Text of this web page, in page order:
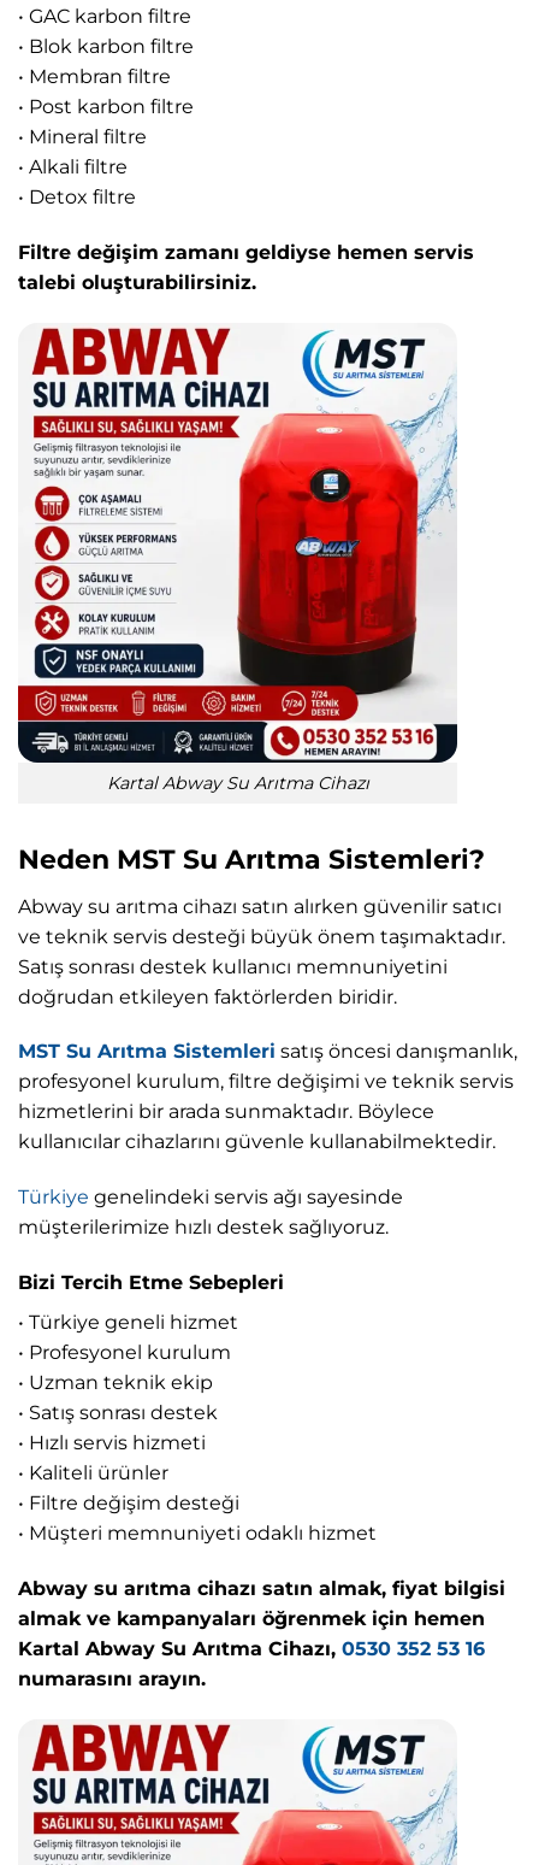
• GAC karbon filtre
• Blok karbon filtre
• Membran filtre
• Post karbon filtre
• Mineral filtre
• Alkali filtre
• Detox filtre
Filtre değişim zamanı geldiyse hemen servis
talebi oluşturabilirsiniz.
Kartal Abway Su Arıtma Cihazı
Neden MST Su Arıtma Sistemleri?
Abway su arıtma cihazı satın alırken güvenilir satıcı
ve teknik servis desteği büyük önem taşımaktadır.
Satış sonrası destek kullanıcı memnuniyetini
doğrudan etkileyen faktörlerden biridir.
MST Su Arıtma Sistemleri satış öncesi danışmanlık,
profesyonel kurulum, filtre değişimi ve teknik servis
hizmetlerini bir arada sunmaktadır. Böylece
kullanıcılar cihazlarını güvenle kullanabilmektedir.
Türkiye genelindeki servis ağı sayesinde
müşterilerimize hızlı destek sağlıyoruz.
Bizi Tercih Etme Sebepleri
• Türkiye geneli hizmet
• Profesyonel kurulum
• Uzman teknik ekip
• Satış sonrası destek
• Hızlı servis hizmeti
• Kaliteli ürünler
• Filtre değişim desteği
• Müşteri memnuniyeti odaklı hizmet
Abway su arıtma cihazı satın almak, fiyat bilgisi
almak ve kampanyaları öğrenmek için hemen
Kartal Abway Su Arıtma Cihazı, 0530 352 53 16
numarasını arayın.